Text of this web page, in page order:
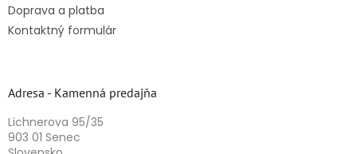
Doprava a platba
Kontaktný formulár
Adresa - Kamenná predajňa
Lichnerova 95/35
903 01 Senec